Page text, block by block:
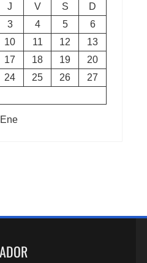
J V S
D
3 4 5
6
10 11 12
13
17 18 19
20
24 25 26
27